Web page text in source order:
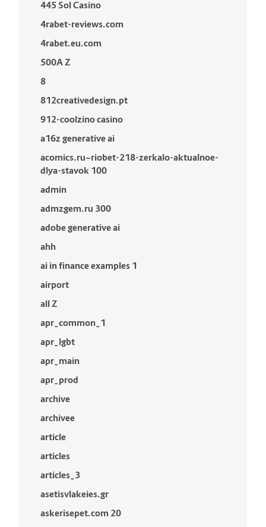
445 Sol Casino
4rabet-reviews.com
4rabet.eu.com
500A Z
8
812creativedesign.pt
912-coolzino casino
a16z generative ai
acomics.ru~riobet-218-zerkalo-aktualnoe-
dlya-stavok 100
admin
admzgem.ru 300
adobe generative ai
ahh
ai in finance examples 1
airport
all Z
apr_common_1
apr_lgbt
apr_main
apr_prod
archive
archivee
article
articles
articles_3
asetisvlakeies.gr
askerisepet.com 20